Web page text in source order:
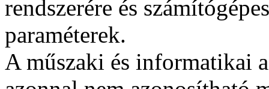
rendszerére és
paraméterek.
A műszaki és informatikai